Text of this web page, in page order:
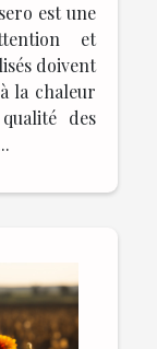
est une
et
doivent
la chaleur
des